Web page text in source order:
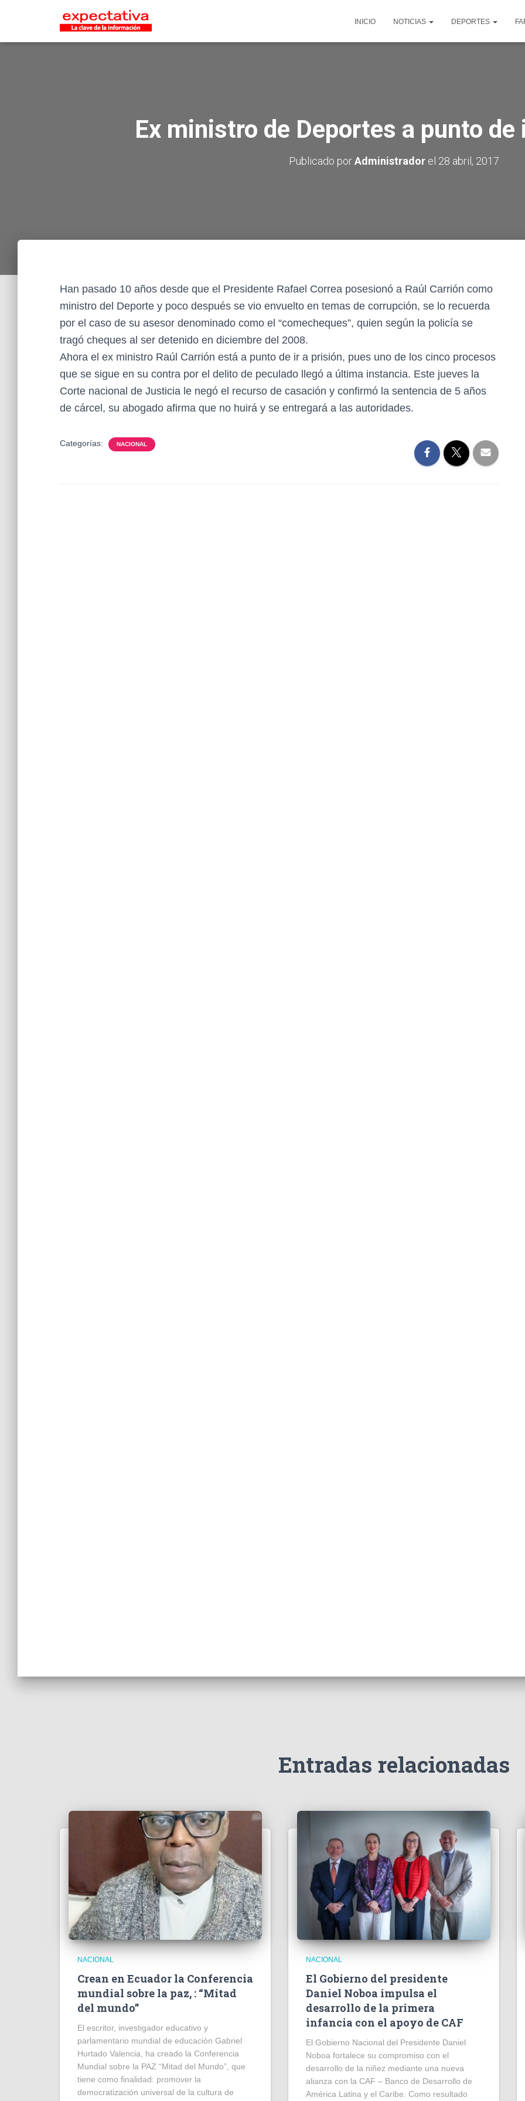
INICIO NOTICIAS DEPORTES
Ex ministro de Deportes a punto de
Publicado porAdministradorel 28 abril, 2017
Han pasado 10 años desde que el Presidente Rafael Correa posesionó a Raúl Carrión como
ministro del Deporte y poco después se vio envuelto en temas de corrupción, se lo recuerda
por el caso de su asesor denominado como el “comecheques”, quien según la policía se
tragó cheques al ser detenido en diciembre del 2008.
Ahora el ex ministro Raúl Carrión está a punto de ir a prisión, pues uno de los cinco procesos
que se sigue en su contra por el delito de peculado llegó a última instancia. Este jueves la
Corte nacional de Justicia le negó el recurso de casación y confirmó la sentencia de 5 años
de cárcel, su abogado afirma que no huirá y se entregará a las autoridades.
Categorías: NACIONAL
Entradas relacionadas
NACIONAL
Crean en Ecuador la Conferencia
mundial sobre la paz, : “Mitad
del mundo”
El escritor, investigador educativo y
parlamentario mundial de educación Gabriel
Hurtado Valencia, ha creado la Conferencia
Mundial sobre la PAZ “Mitad del Mundo”, que
tiene como finalidad: promover la
democratización universal de la cultura de
NACIONAL
El Gobierno del presidente
Daniel Noboa impulsa el
desarrollo de la primera
infancia con el apoyo de CAF
El Gobierno Nacional del Presidente Daniel
Noboa fortalece su compromiso con el
desarrollo de la niñez mediante una nueva
alianza con la CAF – Banco de Desarrollo de
América Latina y el Caribe. Como resultado